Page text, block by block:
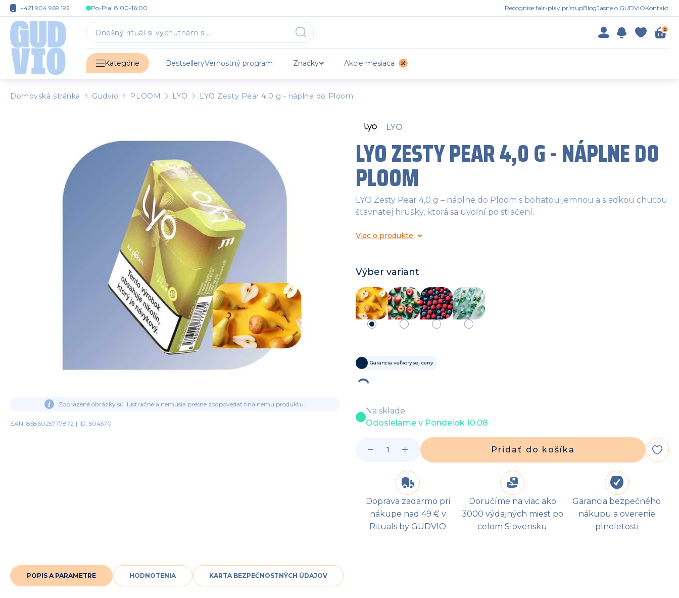
+421 904 969 192 Po-Pia: 8:00-16:00 Recognise fair-play prístupBlogJasne o GUDVIOKontakt
0
Kategórie BestselleryVernostný program Značky Akcie mesiaca
Domovská stránka Gudvio PLOOM LYO LYO Zesty Pear 4,0 g - náplne do Ploom
Zobrazené obrázky sú ilustračné a nemusia presne zodpovedať finálnemu produktu.
EAN: 8586025777872 | ID: 504570
LYO ZESTY PEAR 4,0 G - NÁPLNE DO
PLOOM
LYO
LYO Zesty Pear 4,0 g – náplne do Ploom s bohatou jemnou a sladkou chuťou
šťavnatej hrušky, ktorá sa uvoľní po stlačení.
Viac o produkte
Výber variant
Garancia veľkorysej ceny
Na sklade
Odosielame v Pondelok 10.08
Pridať do košíka
Doprava zadarmo pri
nákupe nad 49 € v
Rituals by GUDVIO
Doručíme na viac ako
3000 výdajných miest po
celom Slovensku
Garancia bezpečného
nákupu a overenie
plnoletosti
POPIS A PARAMETRE HODNOTENIA KARTA BEZPEČNOSTNÝCH ÚDAJOV